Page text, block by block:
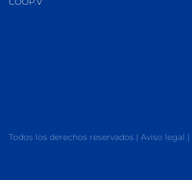
Todos los derechos reservados | Aviso legal |